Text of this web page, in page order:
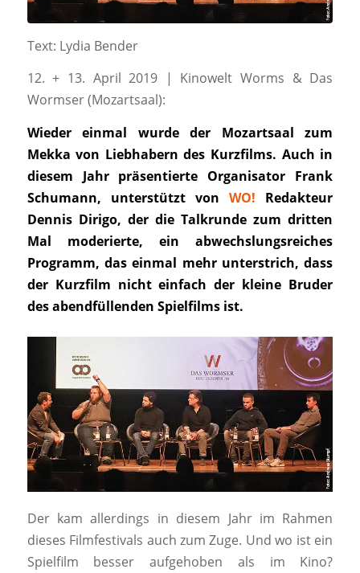
Text: Lydia Bender
12. + 13. April 2019 | Kinowelt Worms & Das
Wormser (Mozartsaal):
Wieder einmal wurde der Mozartsaal zum
Mekka von Liebhabern des Kurzfilms. Auch in
diesem Jahr präsentierte Organisator Frank
Schumann, unterstützt vonWO! Redakteur
Dennis Dirigo, der die Talkrunde zum dritten
Mal moderierte, ein abwechslungsreiches
Programm, das einmal mehr unterstrich, dass
der Kurzfilm nicht einfach der kleine Bruder
des abendfüllenden Spielfilms ist.
Der kam allerdings in diesem Jahr im Rahmen
dieses Filmfestivals auch zum Zuge. Und wo ist ein
Spielfilm besser aufgehoben als im Kino?